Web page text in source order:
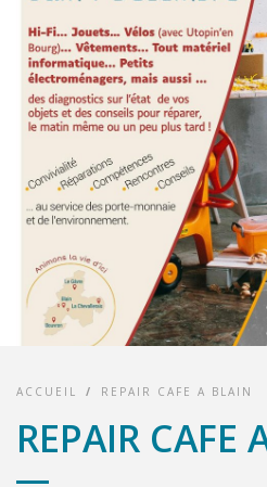
ACCUEIL / REPAIR CAFE A BLAIN
REPAIR CAFE